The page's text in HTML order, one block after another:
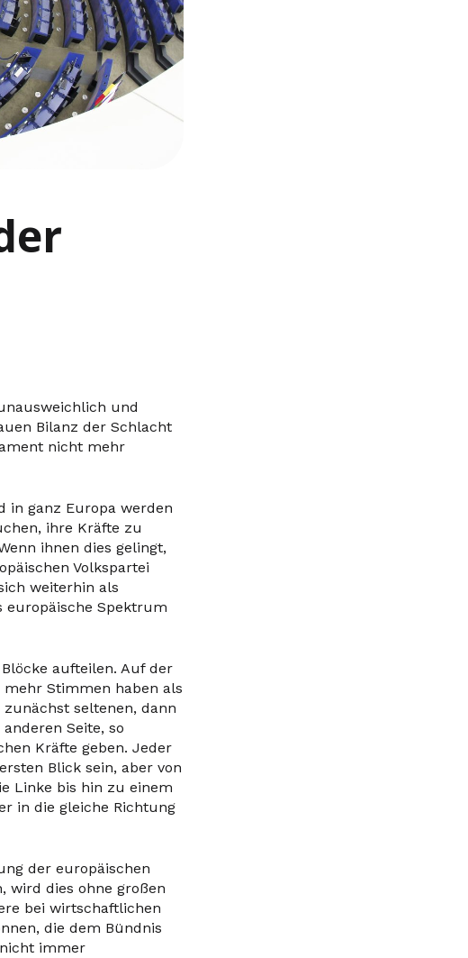
und
Bilanz der Schlacht
nicht mehr
in ganz Europa werden
ihre Kräfte zu
ihnen dies gelingt,
Volkspartei
weiterhin als
europäische Spektrum
aufteilen. Auf der
Stimmen haben als
seltenen, dann
Seite, so
Kräfte geben. Jeder
Blick sein, aber von
Linke bis hin zu einem
in die gleiche Richtung
der europäischen
wird dies ohne großen
bei wirtschaftlichen
die dem Bündnis
immer